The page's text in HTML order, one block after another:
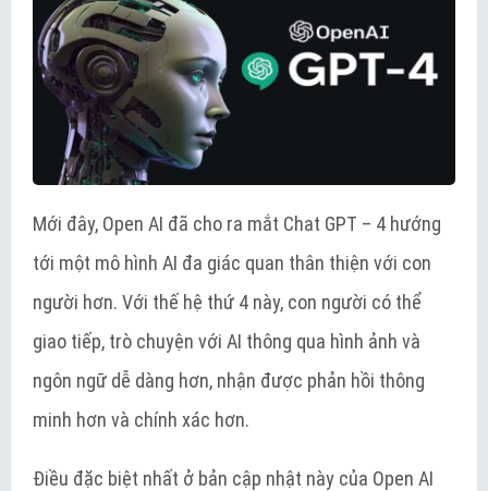
Mới đây, Open AI đã cho ra mắt Chat GPT – 4 hướng
tới một mô hình AI đa giác quan thân thiện với con
người hơn. Với thế hệ thứ 4 này, con người có thể
giao tiếp, trò chuyện với AI thông qua hình ảnh và
ngôn ngữ dễ dàng hơn, nhận được phản hồi thông
minh hơn và chính xác hơn.
Điều đặc biệt nhất ở bản cập nhật này của Open AI